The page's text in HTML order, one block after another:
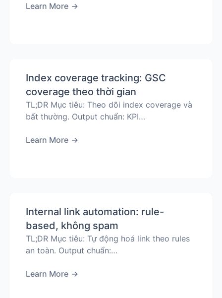
Learn More →
Index coverage tracking: GSC
coverage theo thời gian
TL;DR Mục tiêu: Theo dõi index coverage và
bất thường. Output chuẩn: KPI…
Learn More →
Internal link automation: rule-
based, không spam
TL;DR Mục tiêu: Tự động hoá link theo rules
an toàn. Output chuẩn:…
Learn More →